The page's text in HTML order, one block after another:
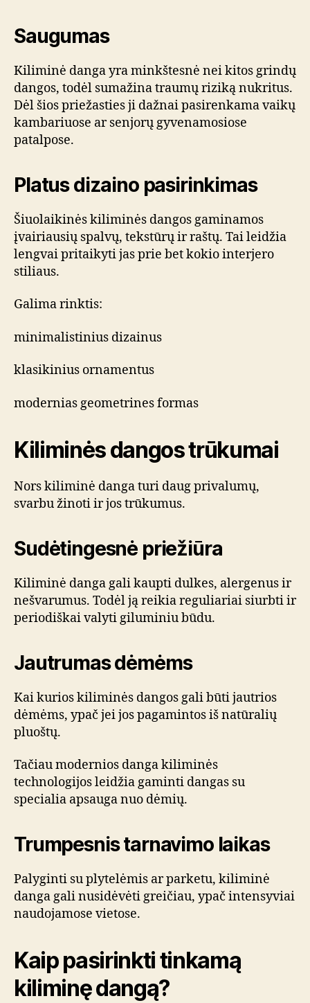
Saugumas
Kiliminė danga yra minkštesnė nei kitos grindų
dangos, todėl sumažina traumų riziką nukritus.
Dėl šios priežasties ji dažnai pasirenkama vaikų
kambariuose ar senjorų gyvenamosiose
patalpose.
Platus dizaino pasirinkimas
Šiuolaikinės kiliminės dangos gaminamos
įvairiausių spalvų, tekstūrų ir raštų. Tai leidžia
lengvai pritaikyti jas prie bet kokio interjero
stiliaus.
Galima rinktis:
minimalistinius dizainus
klasikinius ornamentus
modernias geometrines formas
Kiliminės dangos trūkumai
Nors kiliminė danga turi daug privalumų,
svarbu žinoti ir jos trūkumus.
Sudėtingesnė priežiūra
Kiliminė danga gali kaupti dulkes, alergenus ir
nešvarumus. Todėl ją reikia reguliariai siurbti ir
periodiškai valyti giluminiu būdu.
Jautrumas dėmėms
Kai kurios kiliminės dangos gali būti jautrios
dėmėms, ypač jei jos pagamintos iš natūralių
pluoštų.
Tačiau modernios danga kiliminės
technologijos leidžia gaminti dangas su
specialia apsauga nuo dėmių.
Trumpesnis tarnavimo laikas
Palyginti su plytelėmis ar parketu, kiliminė
danga gali nusidėvėti greičiau, ypač intensyviai
naudojamose vietose.
Kaip pasirinkti tinkamą
kiliminę dangą?